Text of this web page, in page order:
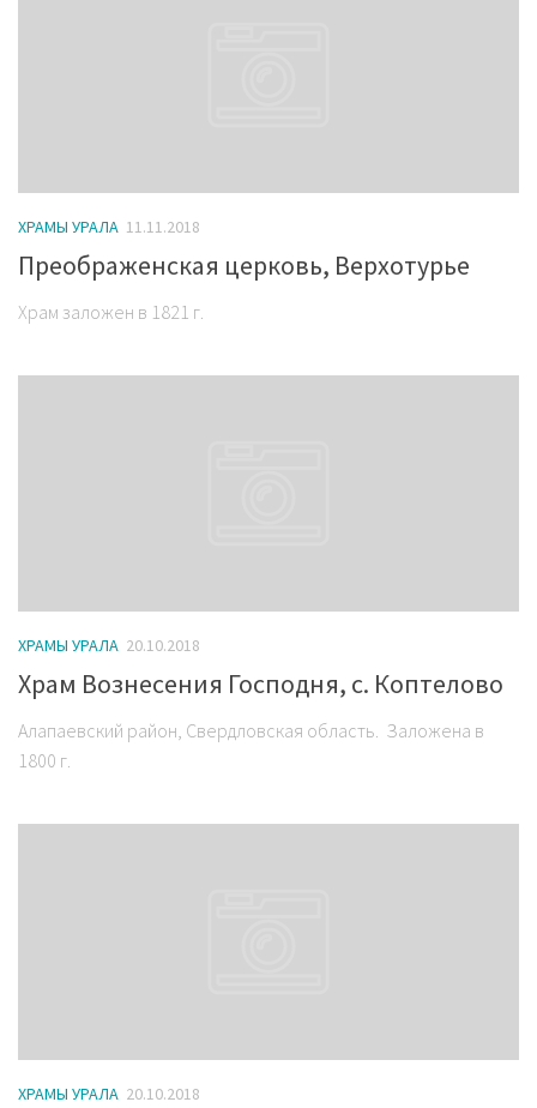
ХРАМЫ УРАЛА 11.11.2018
Преображенская церковь, Верхотурье
Храм заложен в 1821 г.
ХРАМЫ УРАЛА 20.10.2018
Храм Вознесения Господня, с. Коптелово
Алапаевский район, Свердловская область. Заложена в
1800 г.
ХРАМЫ УРАЛА 20.10.2018